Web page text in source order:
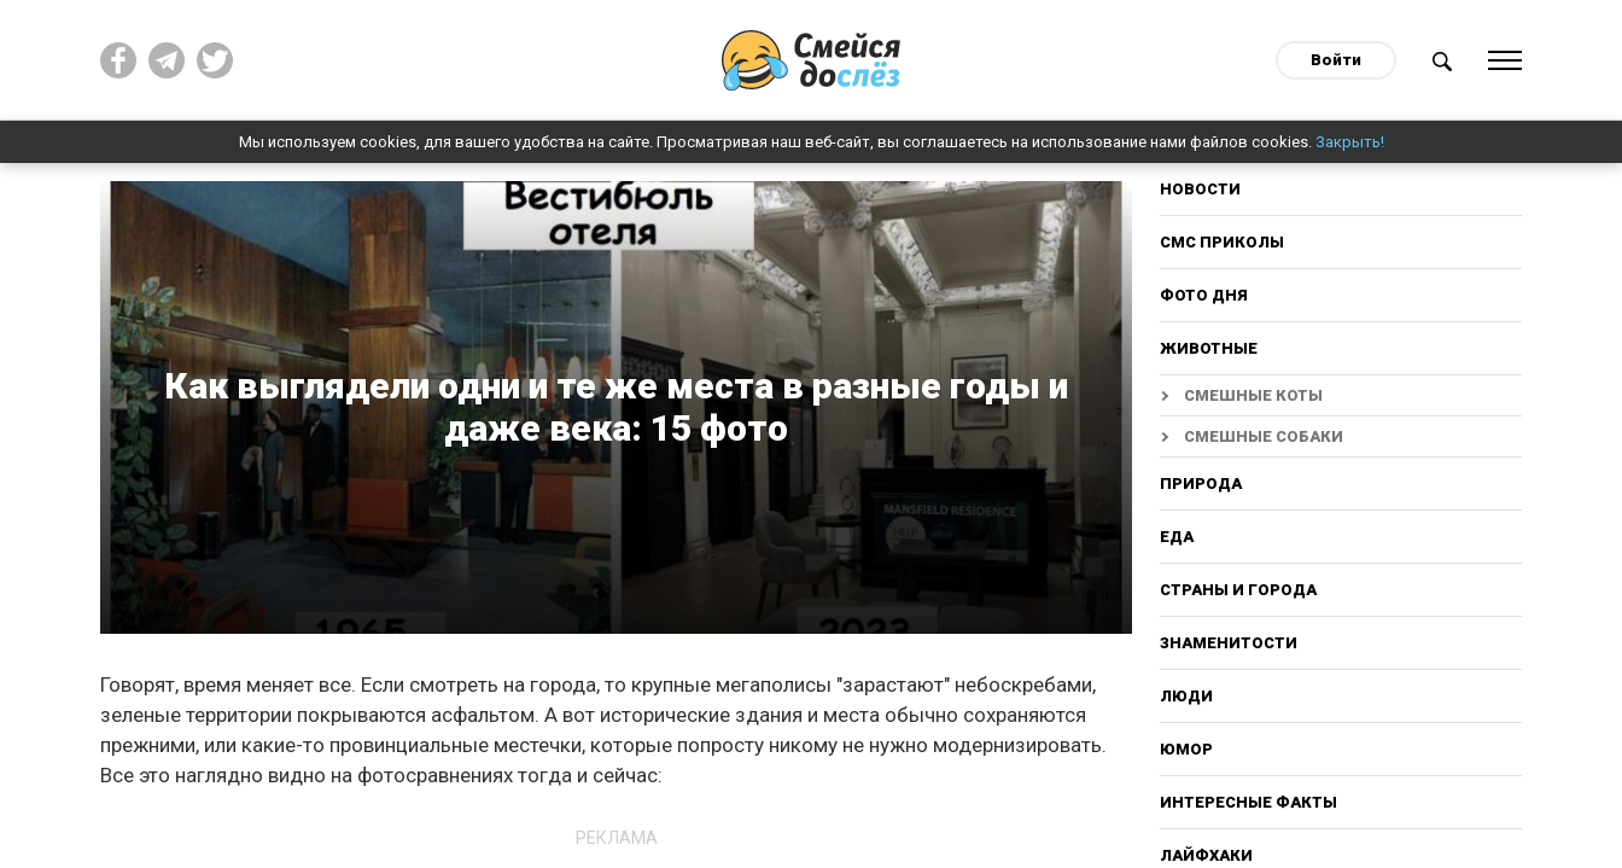
Войти
Мы используем cookies, для вашего удобства на сайте. Просматривая наш веб-сайт, вы соглашаетесь на использование нами файлов cookies. Закрыть!
Как выглядели одни и те же места в разные годы и
даже века: 15 фото
Говорят, время меняет все. Если смотреть на города, то крупные мегаполисы "зарастают" небоскребами,
зеленые территории покрываются асфальтом. А вот исторические здания и места обычно сохраняются
прежними, или какие-то провинциальные местечки, которые попросту никому не нужно модернизировать.
Все это наглядно видно на фотосравнениях тогда и сейчас:
РЕКЛАМА
НОВОСТИ
СМС ПРИКОЛЫ
ФОТО ДНЯ
ЖИВОТНЫЕ
СМЕШНЫЕ КОТЫ
СМЕШНЫЕ СОБАКИ
ПРИРОДА
ЕДА
СТРАНЫ И ГОРОДА
ЗНАМЕНИТОСТИ
ЛЮДИ
ЮМОР
ИНТЕРЕСНЫЕ ФАКТЫ
ЛАЙФХАКИ